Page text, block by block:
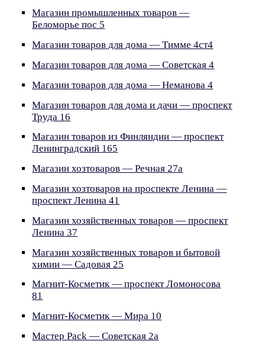
Магазин промышленных товаров —
Беломорье пос 5
Магазин товаров для дома — Тимме 4ст4
Магазин товаров для дома — Советская 4
Магазин товаров для дома — Неманова 4
Магазин товаров для дома и дачи — проспект
Труда 16
Магазин товаров из Финляндии — проспект
Ленинградский 165
Магазин хозтоваров — Речная 27а
Магазин хозтоваров на проспекте Ленина —
проспект Ленина 41
Магазин хозяйственных товаров — проспект
Ленина 37
Магазин хозяйственных товаров и бытовой
химии — Садовая 25
Магнит-Косметик — проспект Ломоносова
81
Магнит-Косметик — Мира 10
Мастер Pack — Советская 2а